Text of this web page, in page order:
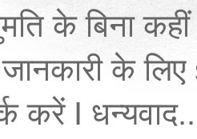
के बिना
के लिए
करें I